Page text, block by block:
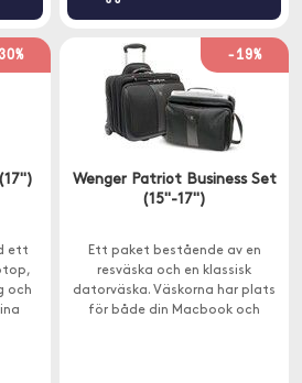
ett
och
-19%
Wenger Patriot Business Set
(15"-17")
Ett paket bestående av en
resväska och en klassisk
datorväska. Väskorna har plats
för både din Macbook och